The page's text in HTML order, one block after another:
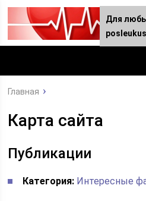
Главная
Карта сайта
Публикации
Категория: Интересные
Для